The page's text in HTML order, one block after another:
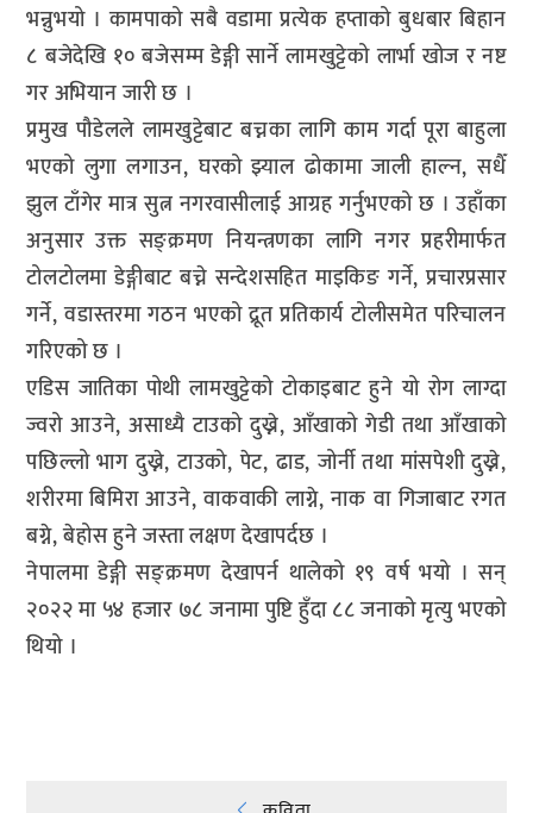
भन्नुभयो । कामपाको सबै वडामा प्रत्येक हप्ताको बुधबार बिहान
८ बजेदेखि १० बजेसम्म डेङ्गी सार्ने लामखुट्टेको लार्भा खोज र नष्ट
गर अभियान जारी छ ।
प्रमुख पौडेलले लामखुट्टेबाट बच्नका लागि काम गर्दा पूरा बाहुला
भएको लुगा लगाउन, घरको झ्याल ढोकामा जाली हाल्न, सधैँ
झुल टाँगेर मात्र सुत्न नगरवासीलाई आग्रह गर्नुभएको छ । उहाँका
अनुसार उक्त सङ्क्रमण नियन्त्रणका लागि नगर प्रहरीमार्फत
टोलटोलमा डेङ्गीबाट बच्ने सन्देशसहित माइकिङ गर्ने, प्रचारप्रसार
गर्ने, वडास्तरमा गठन भएको द्रूत प्रतिकार्य टोलीसमेत परिचालन
गरिएको छ ।
एडिस जातिका पोथी लामखुट्टेको टोकाइबाट हुने यो रोग लाग्दा
ज्वरो आउने, असाध्यै टाउको दुख्ने, आँखाको गेडी तथा आँखाको
पछिल्लो भाग दुख्ने, टाउको, पेट, ढाड, जोर्नी तथा मांसपेशी दुख्ने,
शरीरमा बिमिरा आउने, वाकवाकी लाग्ने, नाक वा गिजाबाट रगत
बग्ने, बेहोस हुने जस्ता लक्षण देखापर्दछ ।
नेपालमा डेङ्गी सङ्क्रमण देखापर्न थालेको १९ वर्ष भयो । सन्
२०२२ मा ५४ हजार ७८ जनामा पुष्टि हुँदा ८८ जनाको मृत्यु भएको
थियो ।